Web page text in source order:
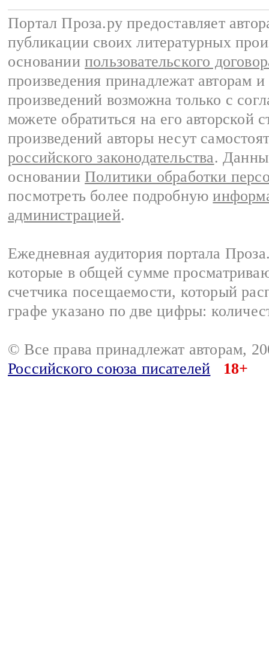
Портал Проза.ру предоставляет
публикации своих литературных
основании пользовательского
произведения принадлежат авторам
произведений возможна только с
можете обратиться на его авторской
произведений авторы несут
российского законодательства.
основании Политики обработки
посмотреть более подробную
администрацией.
Ежедневная аудитория портала
которые в общей сумме
счетчика посещаемости, который
графе указано по две цифры:
© Все права принадлежат авторам,
Российского союза писателей
18+